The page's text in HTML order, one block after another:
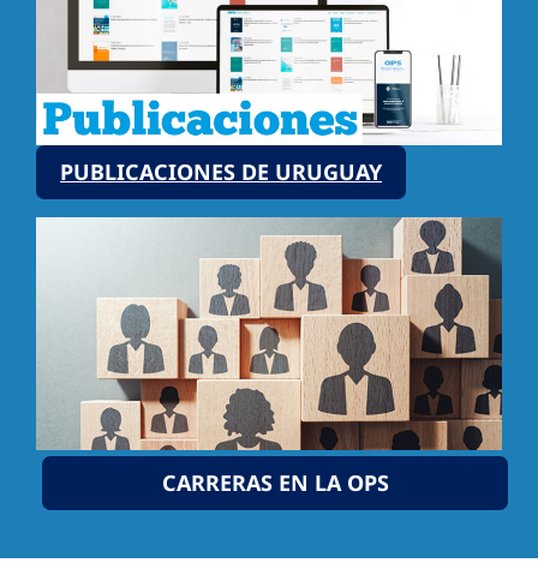
PUBLICACIONES DE URUGUAY
CARRERAS EN LA OPS